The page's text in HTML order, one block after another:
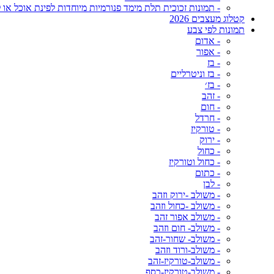
- תמונות זכוכית תלת מימד פנורמיות מיוחדות לפינת אוכל או
קטלוג מעצבים 2026
תמונות לפי צבע
- אדום
- אפור
- בז
- בז וניטרליים
- בז׳
- זהב
- חום
- חרדל
- טורקיז
- ירוק
- כחול
- כחול וטורקיז
- כתום
- לבן
- משולב -ירוק וזהב
- משולב -כחול וזהב
- משולב אפור זהב
- משולב- חום וזהב
- משולב- שחור-זהב
- משולב-ורוד וזהב
- משולב-טורקיז-זהב
- משולב-טורקיז-כסף